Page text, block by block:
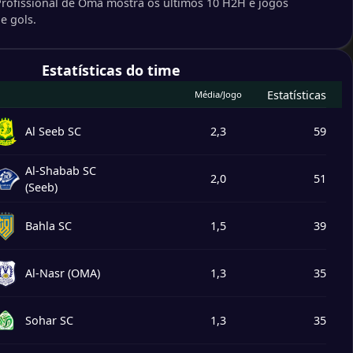
4
3
2
de Omã mostra os últimos 10 H2H e jogos
gols.
Estatísticas do time
Média/Jogo Estatísticas
Al Seeb SC 2,3 59
Al-Shabab SC
(Seeb)
2,0 51
Bahla SC 1,5 39
Al-Nasr (OMA) 1,3 35
Sohar SC 1,3 35